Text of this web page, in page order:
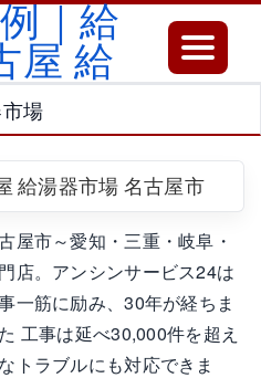
Toggle
場
給湯器市場 名古屋市
屋市～愛知・三重・岐阜・
店。アンシンサービス24は
一筋に励み、30年が経ちま
工事は延べ30,000件を超え
トラブルにも対応できま